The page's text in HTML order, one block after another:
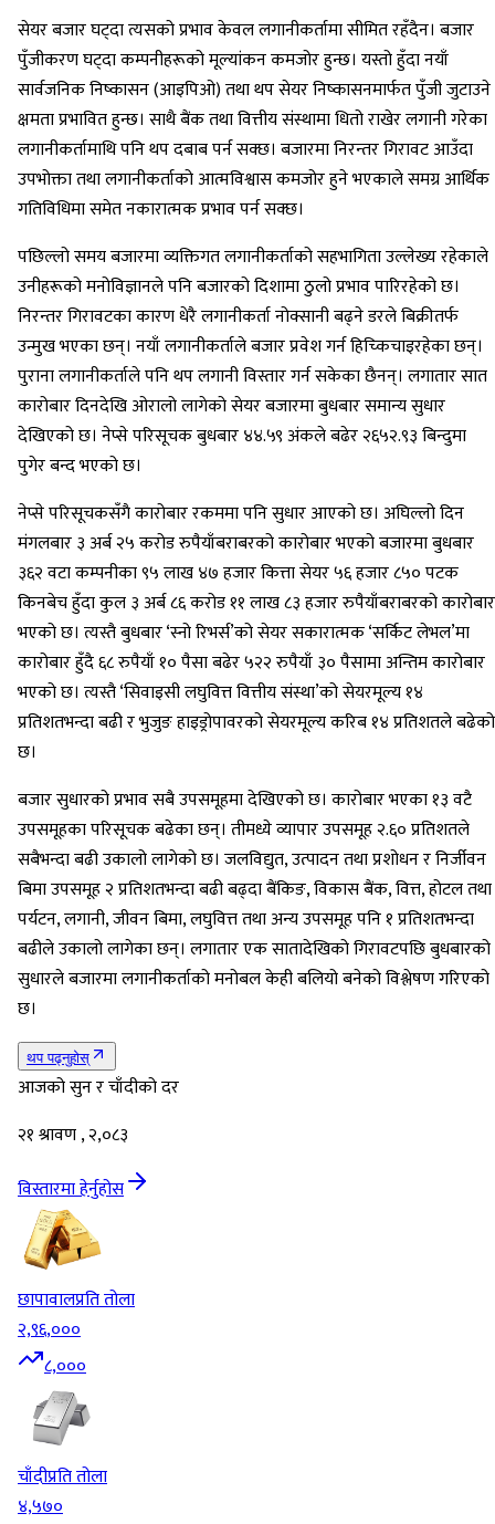
सेयर बजार घट्दा त्यसको प्रभाव केवल लगानीकर्तामा सीमित रहँदैन। बजार
पुँजीकरण घट्दा कम्पनीहरूको मूल्यांकन कमजोर हुन्छ। यस्तो हुँदा नयाँ
सार्वजनिक निष्कासन (आइपिओ) तथा थप सेयर निष्कासनमार्फत पुँजी जुटाउने
क्षमता प्रभावित हुन्छ। साथै बैंक तथा वित्तीय संस्थामा धितो राखेर लगानी गरेका
लगानीकर्तामाथि पनि थप दबाब पर्न सक्छ। बजारमा निरन्तर गिरावट आउँदा
उपभोक्ता तथा लगानीकर्ताको आत्मविश्वास कमजोर हुने भएकाले समग्र आर्थिक
गतिविधिमा समेत नकारात्मक प्रभाव पर्न सक्छ।
पछिल्लो समय बजारमा व्यक्तिगत लगानीकर्ताको सहभागिता उल्लेख्य रहेकाले
उनीहरूको मनोविज्ञानले पनि बजारको दिशामा ठुलो प्रभाव पारिरहेको छ।
निरन्तर गिरावटका कारण धेरै लगानीकर्ता नोक्सानी बढ्ने डरले बिक्रीतर्फ
उन्मुख भएका छन्। नयाँ लगानीकर्ताले बजार प्रवेश गर्न हिच्किचाइरहेका छन्।
पुराना लगानीकर्ताले पनि थप लगानी विस्तार गर्न सकेका छैनन्। लगातार सात
कारोबार दिनदेखि ओरालो लागेको सेयर बजारमा बुधबार समान्य सुधार
देखिएको छ। नेप्से परिसूचक बुधबार ४४.५९ अंकले बढेर २६५२.९३ बिन्दुमा
पुगेर बन्द भएको छ।
नेप्से परिसूचकसँगै कारोबार रकममा पनि सुधार आएको छ। अघिल्लो दिन
मंगलबार ३ अर्ब २५ करोड रुपैयाँबराबरको कारोबार भएको बजारमा बुधबार
३६२ वटा कम्पनीका ९५ लाख ४७ हजार कित्ता सेयर ५६ हजार ८५० पटक
किनबेच हुँदा कुल ३ अर्ब ८६ करोड ११ लाख ८३ हजार रुपैयाँबराबरको कारोबार
भएको छ। त्यस्तै बुधबार ‘स्नो रिभर्स’को सेयर सकारात्मक ‘सर्किट लेभल’मा
कारोबार हुँदै ६८ रुपैयाँ १० पैसा बढेर ५२२ रुपैयाँ ३० पैसामा अन्तिम कारोबार
भएको छ। त्यस्तै ‘सिवाइसी लघुवित्त वित्तीय संस्था’को सेयरमूल्य १४
प्रतिशतभन्दा बढी र भुजुङ हाइड्रोपावरको सेयरमूल्य करिब १४ प्रतिशतले बढेको
छ।
बजार सुधारको प्रभाव सबै उपसमूहमा देखिएको छ। कारोबार भएका १३ वटै
उपसमूहका परिसूचक बढेका छन्। तीमध्ये व्यापार उपसमूह २.६० प्रतिशतले
सबैभन्दा बढी उकालो लागेको छ। जलविद्युत, उत्पादन तथा प्रशोधन र निर्जीवन
बिमा उपसमूह २ प्रतिशतभन्दा बढी बढ्दा बैंकिङ, विकास बैंक, वित्त, होटल तथा
पर्यटन, लगानी, जीवन बिमा, लघुवित्त तथा अन्य उपसमूह पनि १ प्रतिशतभन्दा
बढीले उकालो लागेका छन्। लगातार एक सातादेखिको गिरावटपछि बुधबारको
सुधारले बजारमा लगानीकर्ताको मनोबल केही बलियो बनेको विश्लेषण गरिएको
छ।
थप पढ्नुहोस्
आजको सुन र चाँदीको दर
२१ श्रावण , २,०८३
विस्तारमा हेर्नुहोस
छापावालप्रति तोला
२,९६,०००
८,०००
चाँदीप्रति तोला
४,५७०